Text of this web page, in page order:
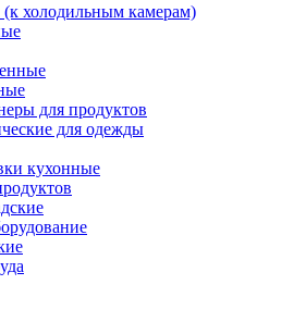
холодильным камерам)
для продуктов
для одежды
кухонные